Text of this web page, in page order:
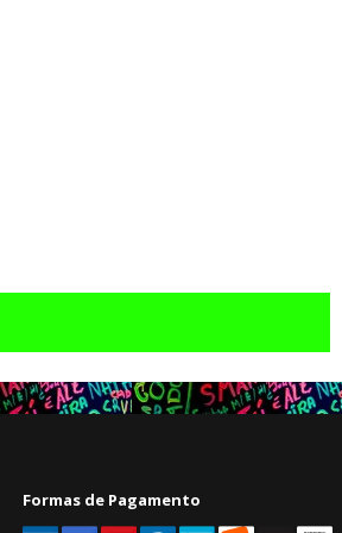
Formas de Pagamento